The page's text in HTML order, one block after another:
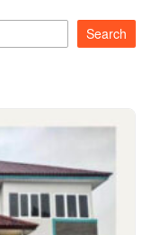
Search